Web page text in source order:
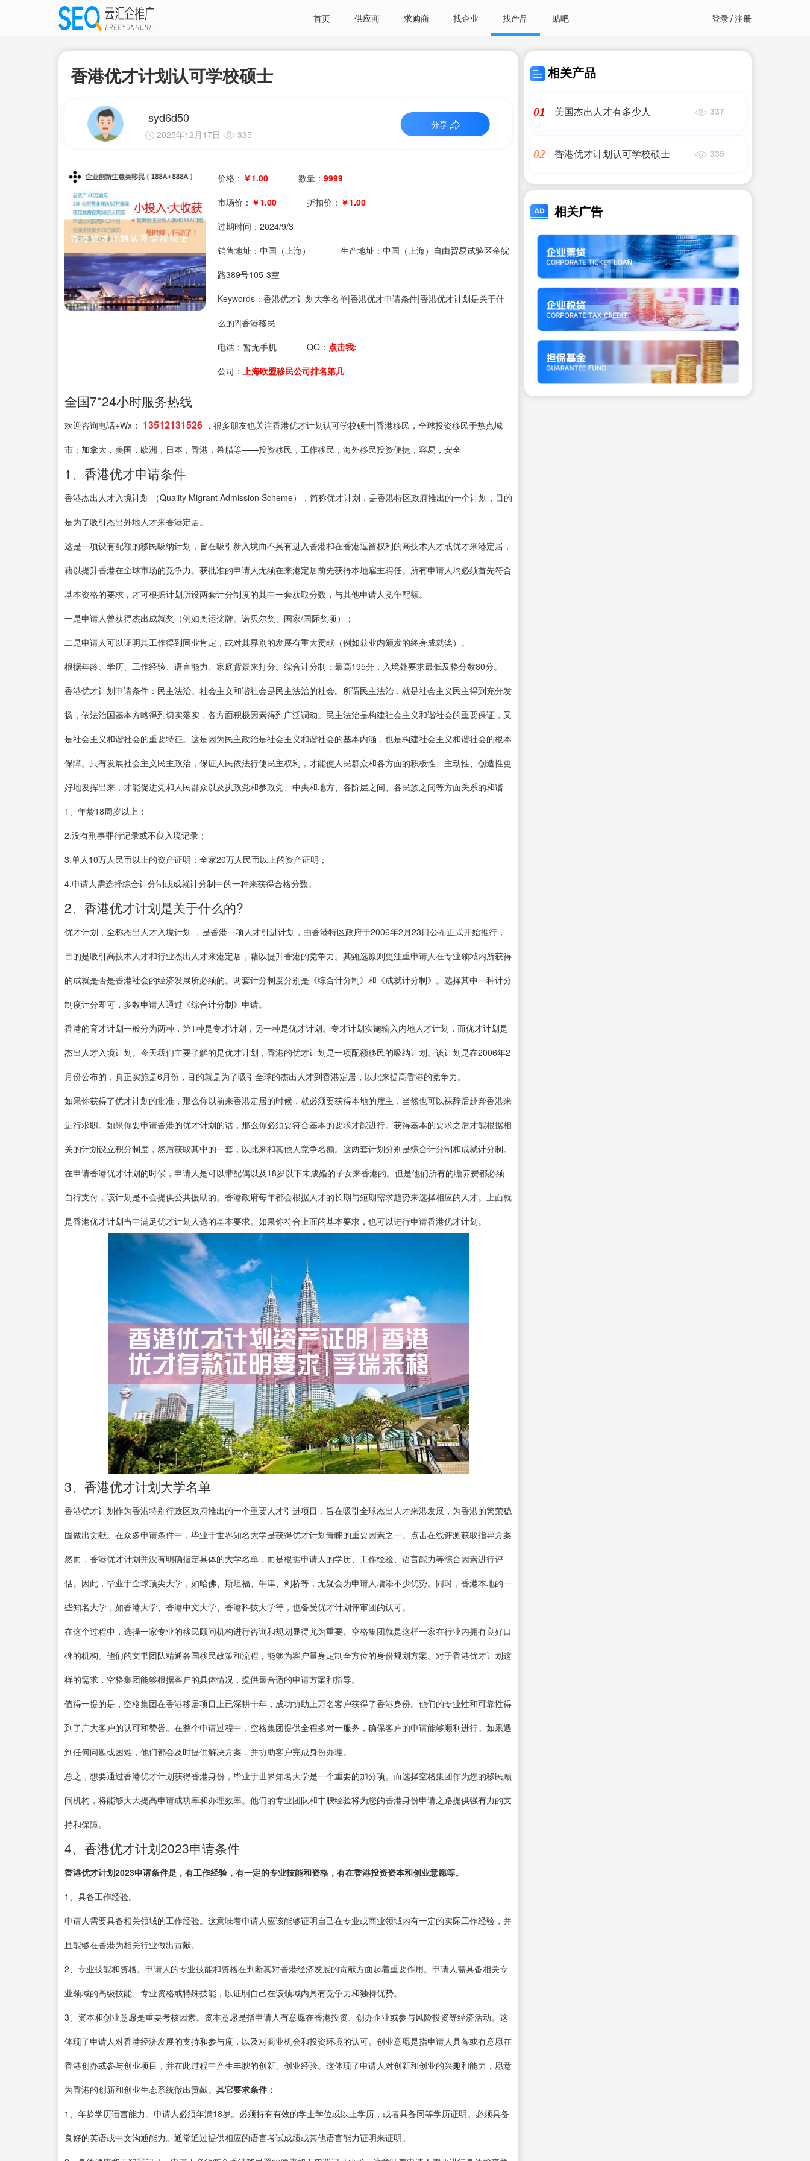
首页 供应商 求购商 找企业 找产品 贴吧 登录/注册
香港优才计划认可学校硕士
syd6d50
2025年12月17日 335
分享
价格： ￥1.00 数量：9999
市场价： ￥1.00 折扣价： ￥1.00
过期时间：2024/9/3
销售地址：中国（上海）
生产地址：中国（上海）自由贸易试验区金皖
路389号105-3室
Keywords：香港优才计划大学名单|香港优才申请条件|香港优才计划是关于什
么的?|香港移民
电话：暂无手机 QQ： 点击我:
公司：上海欧盟移民公司排名第几
全国7*24小时服务热线
欢迎咨询电话+Wx： 13512131526 ，很多朋友也关注香港优才计划认可学校硕士|香港移民，全球投资移民于热点城
市：加拿大，美国，欧洲，日本，香港，希腊等——投资移民，工作移民，海外移民投资便捷，容易，安全
1、香港优才申请条件
香港杰出人才入境计划 （Quality Migrant Admission Scheme），简称优才计划，是香港特区政府推出的一个计划，目的
是为了吸引杰出外地人才来香港定居。
这是一项设有配额的移民吸纳计划，旨在吸引新入境而不具有进入香港和在香港逗留权利的高技术人才或优才来港定居，
藉以提升香港在全球市场的竞争力。获批准的申请人无须在来港定居前先获得本地雇主聘任。所有申请人均必须首先符合
基本资格的要求，才可根据计划所设两套计分制度的其中一套获取分数，与其他申请人竞争配额。
一是申请人曾获得杰出成就奖（例如奥运奖牌、诺贝尔奖、国家/国际奖项）；
二是申请人可以证明其工作得到同业肯定，或对其界别的发展有重大贡献（例如获业内颁发的终身成就奖）。
根据年龄、学历、工作经验、语言能力、家庭背景来打分。综合计分制：最高195分，入境处要求最低及格分数80分。
香港优才计划申请条件：民主法治。社会主义和谐社会是民主法治的社会。所谓民主法治，就是社会主义民主得到充分发
扬，依法治国基本方略得到切实落实，各方面积极因素得到广泛调动。民主法治是构建社会主义和谐社会的重要保证，又
是社会主义和谐社会的重要特征。这是因为民主政治是社会主义和谐社会的基本内涵，也是构建社会主义和谐社会的根本
保障。只有发展社会主义民主政治，保证人民依法行使民主权利，才能使人民群众和各方面的积极性、主动性、创造性更
好地发挥出来，才能促进党和人民群众以及执政党和参政党、中央和地方、各阶层之间、各民族之间等方面关系的和谐
1、年龄18周岁以上；
2.没有刑事罪行记录或不良入境记录；
3.单人10万人民币以上的资产证明；全家20万人民币以上的资产证明；
4.申请人需选择综合计分制或成就计分制中的一种来获得合格分数。
2、香港优才计划是关于什么的?
优才计划，全称杰出人才入境计划 ，是香港一项人才引进计划，由香港特区政府于2006年2月23日公布正式开始推行，
目的是吸引高技术人才和行业杰出人才来港定居，藉以提升香港的竞争力。其甄选原则更注重申请人在专业领域内所获得
的成就是否是香港社会的经济发展所必须的。两套计分制度分别是《综合计分制》和《成就计分制》。选择其中一种计分
制度计分即可，多数申请人通过《综合计分制》申请。
香港的育才计划一般分为两种，第1种是专才计划，另一种是优才计划。专才计划实施输入内地人才计划，而优才计划是
杰出人才入境计划。今天我们主要了解的是优才计划，香港的优才计划是一项配额移民的吸纳计划。该计划是在2006年2
月份公布的，真正实施是6月份，目的就是为了吸引全球的杰出人才到香港定居，以此来提高香港的竞争力。
如果你获得了优才计划的批准，那么你以前来香港定居的时候，就必须要获得本地的雇主，当然也可以裸辞后赴奔香港来
进行求职。如果你要申请香港的优才计划的话，那么你必须要符合基本的要求才能进行。获得基本的要求之后才能根据相
关的计划设立积分制度，然后获取其中的一套，以此来和其他人竞争名额。这两套计划分别是综合计分制和成就计分制。
在申请香港优才计划的时候，申请人是可以带配偶以及18岁以下未成婚的子女来香港的。但是他们所有的瞻养费都必须
自行支付，该计划是不会提供公共援助的。香港政府每年都会根据人才的长期与短期需求趋势来选择相应的人才。上面就
是香港优才计划当中满足优才计划人选的基本要求。如果你符合上面的基本要求，也可以进行申请香港优才计划。
3、香港优才计划大学名单
香港优才计划作为香港特别行政区政府推出的一个重要人才引进项目，旨在吸引全球杰出人才来港发展，为香港的繁荣稳
固做出贡献。在众多申请条件中，毕业于世界知名大学是获得优才计划青睐的重要因素之一。点击在线评测获取指导方案
然而，香港优才计划并没有明确指定具体的大学名单，而是根据申请人的学历、工作经验、语言能力等综合因素进行评
估。因此，毕业于全球顶尖大学，如哈佛、斯坦福、牛津、剑桥等，无疑会为申请人增添不少优势。同时，香港本地的一
些知名大学，如香港大学、香港中文大学、香港科技大学等，也备受优才计划评审团的认可。
在这个过程中，选择一家专业的移民顾问机构进行咨询和规划显得尤为重要。空格集团就是这样一家在行业内拥有良好口
碑的机构。他们的文书团队精通各国移民政策和流程，能够为客户量身定制全方位的身份规划方案。对于香港优才计划这
样的需求，空格集团能够根据客户的具体情况，提供最合适的申请方案和指导。
值得一提的是，空格集团在香港移居项目上已深耕十年，成功协助上万名客户获得了香港身份。他们的专业性和可靠性得
到了广大客户的认可和赞誉。在整个申请过程中，空格集团提供全程多对一服务，确保客户的申请能够顺利进行。如果遇
到任何问题或困难，他们都会及时提供解决方案，并协助客户完成身份办理。
总之，想要通过香港优才计划获得香港身份，毕业于世界知名大学是一个重要的加分项。而选择空格集团作为您的移民顾
问机构，将能够大大提高申请成功率和办理效率。他们的专业团队和丰腴经验将为您的香港身份申请之路提供强有力的支
持和保障。
4、香港优才计划2023申请条件
香港优才计划2023申请条件是，有工作经验，有一定的专业技能和资格，有在香港投资资本和创业意愿等。
1、具备工作经验。
申请人需要具备相关领域的工作经验。这意味着申请人应该能够证明自己在专业或商业领域内有一定的实际工作经验，并
且能够在香港为相关行业做出贡献。
2、专业技能和资格。申请人的专业技能和资格在判断其对香港经济发展的贡献方面起着重要作用。申请人需具备相关专
业领域的高级技能、专业资格或特殊技能，以证明自己在该领域内具有竞争力和独特优势。
3、资本和创业意愿是重要考核因素。资本意愿是指申请人有意愿在香港投资、创办企业或参与风险投资等经济活动。这
体现了申请人对香港经济发展的支持和参与度，以及对商业机会和投资环境的认可。创业意愿是指申请人具备或有意愿在
香港创办或参与创业项目，并在此过程中产生丰腴的创新、创业经验。这体现了申请人对创新和创业的兴趣和能力，愿意
为香港的创新和创业生态系统做出贡献。 其它要求条件：
1、年龄学历语言能力。申请人必须年满18岁。必须持有有效的学士学位或以上学历，或者具备同等学历证明。必须具备
良好的英语或中文沟通能力。通常通过提供相应的语言考试成绩或其他语言能力证明来证明。
相关产品
01 美国杰出人才有多少人 337
02 香港优才计划认可学校硕士 335
相关广告